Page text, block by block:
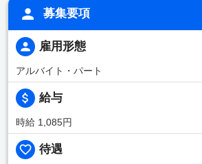
募集要項
雇用形態
アルバイト・パート
給与
時給 1,085円
待遇